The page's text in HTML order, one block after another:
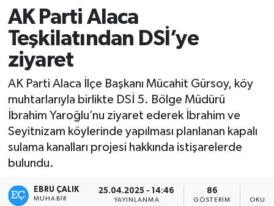
AK Parti Alaca
Teşkilatından DSİ’ye
ziyaret
AK Parti Alaca İlçe Başkanı Mücahit Gürsoy, köy
muhtarlarıyla birlikte DSİ 5. Bölge Müdürü
İbrahim Yaroğlu’nu ziyaret ederek İbrahim ve
Seyitnizam köylerinde yapılması planlanan kapalı
sulama kanalları projesi hakkında istişarelerde
bulundu.
EBRU ÇALIK
MUHABIR
25.04.2025 - 14:46
YAYINLANMA
86
GÖSTERIM